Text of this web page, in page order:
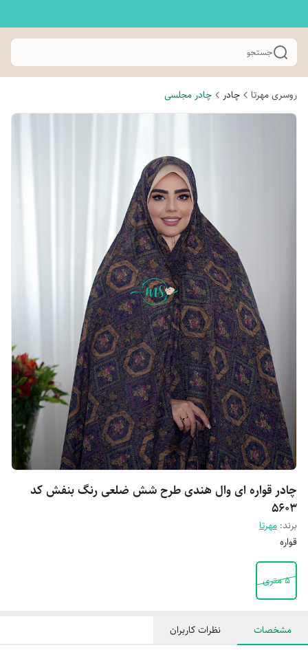
جستجو
روسری مهرتا چادر چادر مجلسی
چادر قواره ای وال هندی طرح شش ضلعی رنگ بنفش کد
5603
برند: مهرتا
قواره
5 متری
مشخصات نظرات کاربران